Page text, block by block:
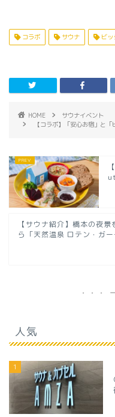
コラボ サウナ ビッ
HOME
サウナイベント
【コラボ】「安心お宿」と
【サウナ紹介】橋本の夜景
ら「天然温泉 ロテン・ガー
人気
1